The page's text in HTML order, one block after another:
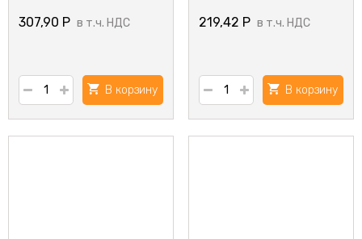
307,90 Р в т.ч. НДС
В корзину
219,42 Р в т.ч. НДС
В корзину